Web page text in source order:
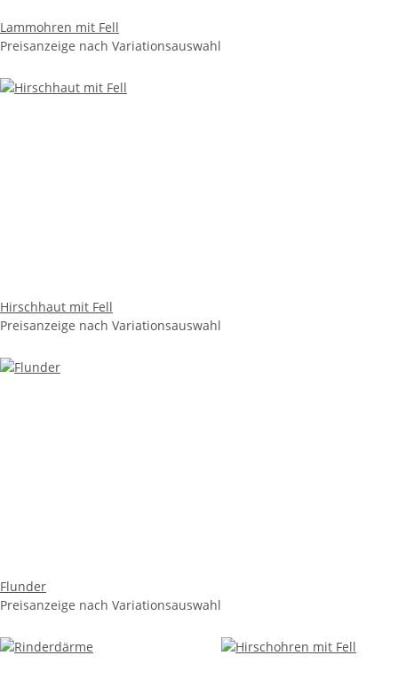
Lammohren mit Fell
Preisanzeige nach Variationsauswahl
Hirschhaut mit Fell
Preisanzeige nach Variationsauswahl
Flunder
Preisanzeige nach Variationsauswahl